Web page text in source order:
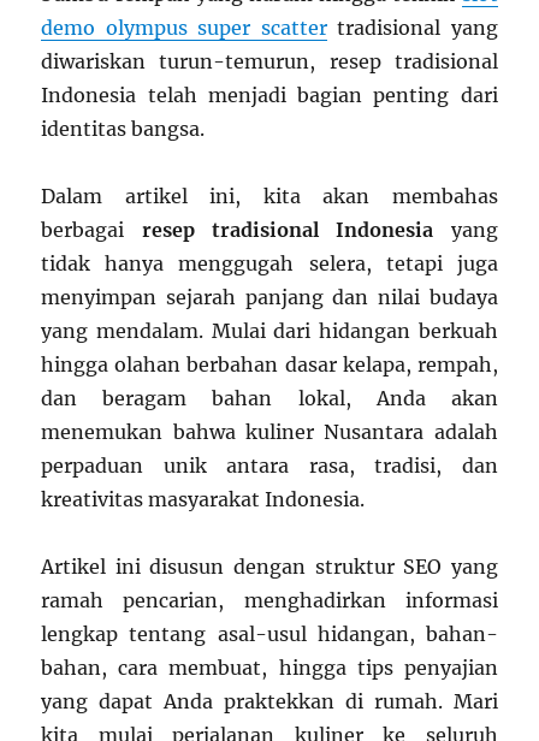
demo olympus super scattertradisional yang
diwariskan turun-temurun, resep tradisional
Indonesia telah menjadi bagian penting dari
identitas bangsa.
Dalam artikel ini, kita akan membahas
berbagai resep tradisional Indonesia yang
tidak hanya menggugah selera, tetapi juga
menyimpan sejarah panjang dan nilai budaya
yang mendalam. Mulai dari hidangan berkuah
hingga olahan berbahan dasar kelapa, rempah,
dan beragam bahan lokal, Anda akan
menemukan bahwa kuliner Nusantara adalah
perpaduan unik antara rasa, tradisi, dan
kreativitas masyarakat Indonesia.
Artikel ini disusun dengan struktur SEO yang
ramah pencarian, menghadirkan informasi
lengkap tentang asal-usul hidangan, bahan-
bahan, cara membuat, hingga tips penyajian
yang dapat Anda praktekkan di rumah. Mari
kita mulai perjalanan kuliner ke seluruh